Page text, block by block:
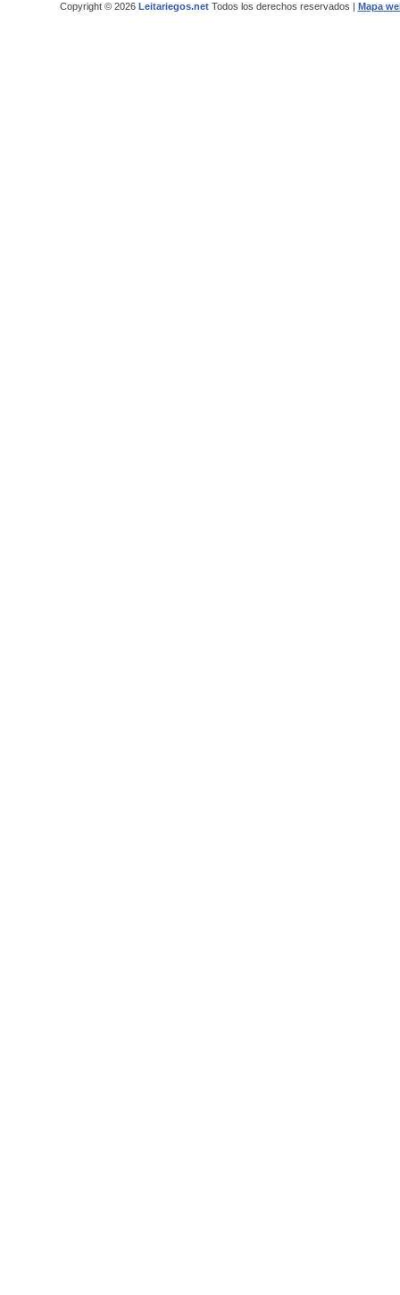
Copyright © 2026 Leitariegos.netTodos los derechos reservados | Mapa